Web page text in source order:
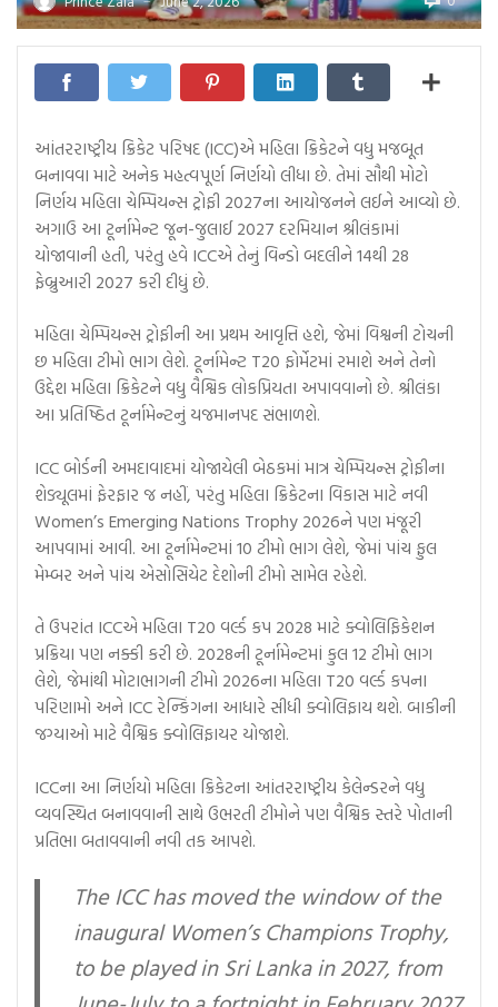
આંતરરાષ્ટ્રીય ક્રિકેટ પરિષદ (ICC)એ મહિલા ક્રિકેટને વધુ મજબૂત
બનાવવા માટે અનેક મહત્વપૂર્ણ નિર્ણયો લીધા છે. તેમાં સૌથી મોટો
નિર્ણય મહિલા ચેમ્પિયન્સ ટ્રોફી 2027ના આયોજનને લઈને આવ્યો છે.
અગાઉ આ ટૂર્નામેન્ટ જૂન-જુલાઈ 2027 દરમિયાન શ્રીલંકામાં
યોજાવાની હતી, પરંતુ હવે ICCએ તેનું વિન્ડો બદલીને 14થી 28
ફેબ્રુઆરી 2027 કરી દીધું છે.
મહિલા ચેમ્પિયન્સ ટ્રોફીની આ પ્રથમ આવૃત્તિ હશે, જેમાં વિશ્વની ટોચની
છ મહિલા ટીમો ભાગ લેશે. ટૂર્નામેન્ટ T20 ફોર્મેટમાં રમાશે અને તેનો
ઉદ્દેશ મહિલા ક્રિકેટને વધુ વૈશ્વિક લોકપ્રિયતા અપાવવાનો છે. શ્રીલંકા
આ પ્રતિષ્ઠિત ટૂર્નામેન્ટનું યજમાનપદ સંભાળશે.
ICC બોર્ડની અમદાવાદમાં યોજાયેલી બેઠકમાં માત્ર ચેમ્પિયન્સ ટ્રોફીના
શેડ્યૂલમાં ફેરફાર જ નહીં, પરંતુ મહિલા ક્રિકેટના વિકાસ માટે નવી
Women’s Emerging Nations Trophy 2026ને પણ મંજૂરી
આપવામાં આવી. આ ટૂર્નામેન્ટમાં 10 ટીમો ભાગ લેશે, જેમાં પાંચ ફુલ
મેમ્બર અને પાંચ એસોસિયેટ દેશોની ટીમો સામેલ રહેશે.
તે ઉપરાંત ICCએ મહિલા T20 વર્લ્ડ કપ 2028 માટે ક્વોલિફિકેશન
પ્રક્રિયા પણ નક્કી કરી છે. 2028ની ટૂર્નામેન્ટમાં કુલ 12 ટીમો ભાગ
લેશે, જેમાંથી મોટાભાગની ટીમો 2026ના મહિલા T20 વર્લ્ડ કપના
પરિણામો અને ICC રેન્કિંગના આધારે સીધી ક્વોલિફાય થશે. બાકીની
જગ્યાઓ માટે વૈશ્વિક ક્વોલિફાયર યોજાશે.
ICCના આ નિર્ણયો મહિલા ક્રિકેટના આંતરરાષ્ટ્રીય કેલેન્ડરને વધુ
વ્યવસ્થિત બનાવવાની સાથે ઉભરતી ટીમોને પણ વૈશ્વિક સ્તરે પોતાની
પ્રતિભા બતાવવાની નવી તક આપશે.
The ICC has moved the window of the
inaugural Women’s Champions Trophy,
to be played in Sri Lanka in 2027, from